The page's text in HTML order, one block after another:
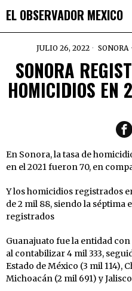
EL OBSERVADOR MEXICO
JULIO 26, 2022 SONORA
SONORA
HOMICIDIOS EN
En Sonora, la tasa de
en el 2021 fueron 70, en
Y los homicidios registrados
de 2 mil 88, siendo la séptima
registrados
Guanajuato fue la entidad
al contabilizar 4 mil 333,
Estado de México (3 mil 114),
Michoacán (2 mil 691) y Jalisco